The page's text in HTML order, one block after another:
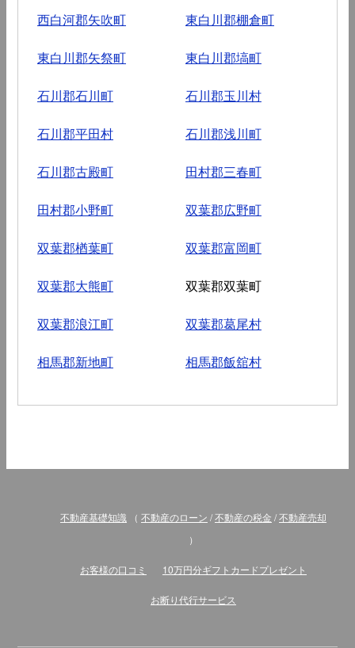
西白河郡矢吹町 東白川郡棚倉町
東白川郡矢祭町 東白川郡塙町
石川郡石川町 石川郡玉川村
石川郡平田村 石川郡浅川町
石川郡古殿町 田村郡三春町
田村郡小野町 双葉郡広野町
双葉郡楢葉町 双葉郡富岡町
双葉郡大熊町 双葉郡双葉町
双葉郡浪江町 双葉郡葛尾村
相馬郡新地町 相馬郡飯舘村
不動産基礎知識 （ 不動産のローン /不動産の税金 /不動産売却
）
お客様の口コミ 10万円分ギフトカードプレゼント
お断り代行サービス